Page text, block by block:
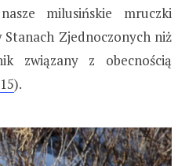
milusińskie mruczki
Zjednoczonych niż
związany z obecnością
).